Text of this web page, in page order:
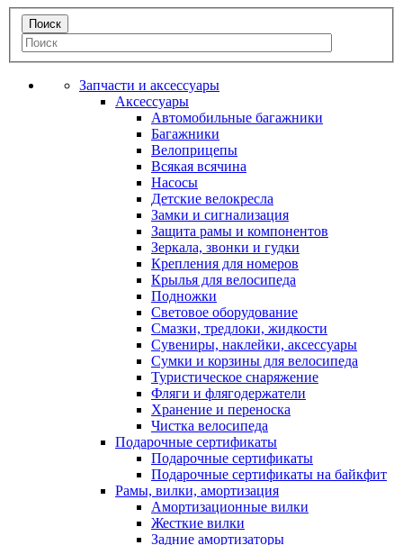
Запчасти и аксессуары
Аксессуары
Автомобильные багажники
Багажники
Велоприцепы
Всякая всячина
Насосы
Детские велокресла
Замки и сигнализация
Защита рамы и компонентов
Зеркала, звонки и гудки
Крепления для номеров
Крылья для велосипеда
Подножки
Световое оборудование
Смазки, тредлоки, жидкости
Сувениры, наклейки, аксессуары
Сумки и корзины для велосипеда
Туристическое снаряжение
Фляги и флягодержатели
Хранение и переноска
Чистка велосипеда
Подарочные сертификаты
Подарочные сертификаты
Подарочные сертификаты на байкфит
Рамы, вилки, амортизация
Амортизационные вилки
Жесткие вилки
Задние амортизаторы